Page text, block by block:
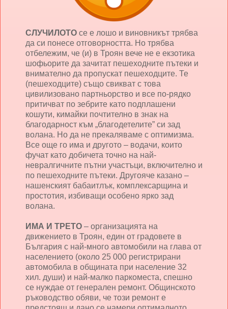
СЛУЧИЛОТО се е лошо и виновникът трябва
да си понесе отговорността. Но трябва
отбележим, че (и) в Троян вече не е екзотика
шофьорите да зачитат пешеходните пътеки и
внимателно да пропускат пешеходците. Те
(пешеходците) също свикват с това
цивилизовано партньорство и все по-рядко
притичват по зебрите като подплашени
кошути, кимайки почтително в знак на
благодарност към „благодетелите” си зад
волана. Но да не прекаляваме с оптимизма.
Все още го има и другото – водачи, които
фучат като добичета точно на най-
невралгичните пътни участъци, включително и
по пешеходните пътеки. Другояче казано –
нашенският бабаитлък, комплексарщина и
простотия, избиващи особено ярко зад
волана.
ИМА И ТРЕТО – организацията на
движението в Троян, един от градовете в
България с най-много автомобили на глава от
населението (около 25 000 регистрирани
автомобила в общината при население 32
хил. души) и най-малко паркоместа, спешно
се нуждае от генерален ремонт. Общинското
ръководство обяви, че този ремонт е